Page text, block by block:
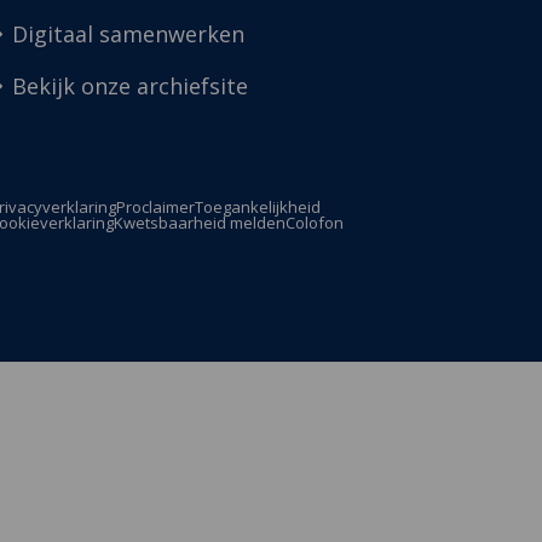
Digitaal samenwerken
Bekijk onze archiefsite
ProclaimerToegankelijkheid
Kwetsbaarheid meldenColofon